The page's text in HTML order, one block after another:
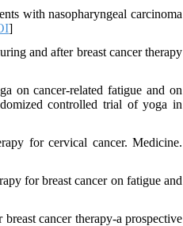
with nasopharyngeal carcinoma
]
and after breast cancer therapy
on cancer-related fatigue and on
controlled trial of yoga in
for cervical cancer. Medicine.
for breast cancer on fatigue and
cancer therapy-a prospective